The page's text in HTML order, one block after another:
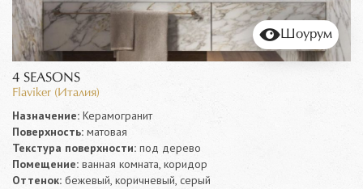
Шоурум
4 SEASONS
Flaviker (Италия)
Назначение: Керамогранит
Поверхность: матовая
Текстура поверхности: под дерево
Помещение: ванная комната, коридор
Оттенок: бежевый, коричневый, серый